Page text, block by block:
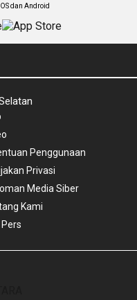
dan Android
Penggunaan
Privasi
Media Siber
Kami
Pers